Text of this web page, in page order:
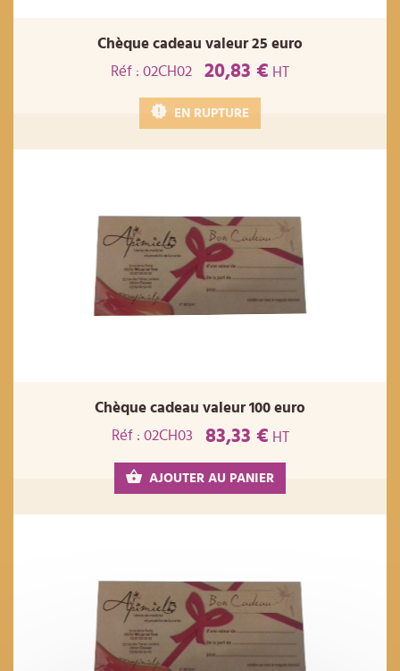
Chèque cadeau valeur 25 euro
Réf : 02CH02
20,83 € HT
EN RUPTURE
Chèque cadeau valeur 100 euro
Réf : 02CH03
83,33 € HT
AJOUTER AU PANIER